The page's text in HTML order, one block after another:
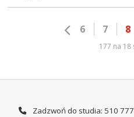
6 7 8
177 na 18
Zadzwoń do studia: 510